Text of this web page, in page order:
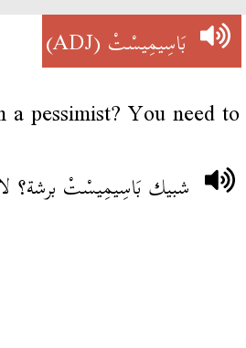
بَاسِيمِيسْتْ(ADJ)
pessimist? You need to
شبيك بَاسِيمِيسْتْ برشة؟